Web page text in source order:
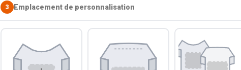
3 Emplacement de personnalisation